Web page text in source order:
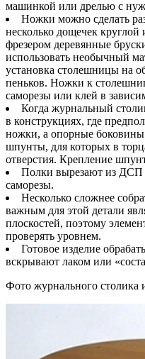
машинкой или дрелью с
Ножки можно сделать
несколько дощечек
фрезером деревянные
использовать необычный
установка столешницы на
пеньков. Ножки к
саморезы или клей в
Когда журнальный
в конструкциях, где
ножки, а опорные
шпунты, для которых в
отверстия. Крепление
Полки вырезают из
саморезы.
Несколько сложнее
важным для этой детали
плоскостей, поэтому
проверять уровнем.
Готовое изделие
вскрывают лаком или
Фото журнального столика